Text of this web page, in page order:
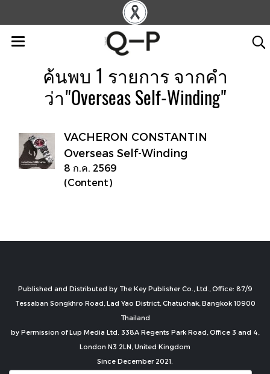
ค้นพบ 1 รายการ จากคำ
ว่า"Overseas Self-Winding"
VACHERON CONSTANTIN
Overseas Self-Winding
8 ก.ค. 2569
(Content)
Published and Distributed by The Key Publisher Co., Ltd., Office: 87/9
Tessaban Songkhro Road, Lad Yao District, Chatuchak, Bangkok 10900
Thailand
by Permission of Lup Media Ltd. 338A Regents Park Road, Office 3 and 4,
London N3 2LN, United Kingdom
Since December 2021.